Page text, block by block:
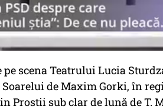
scena Teatrului Lucia
de Maxim Gorki, în
Prostii sub clar de lună de T.